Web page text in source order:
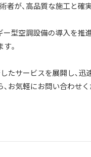
者が、高品質な施工と
ー型空調設備の導入を
。
たサービスを展開し、
お気軽にお問い合わせく